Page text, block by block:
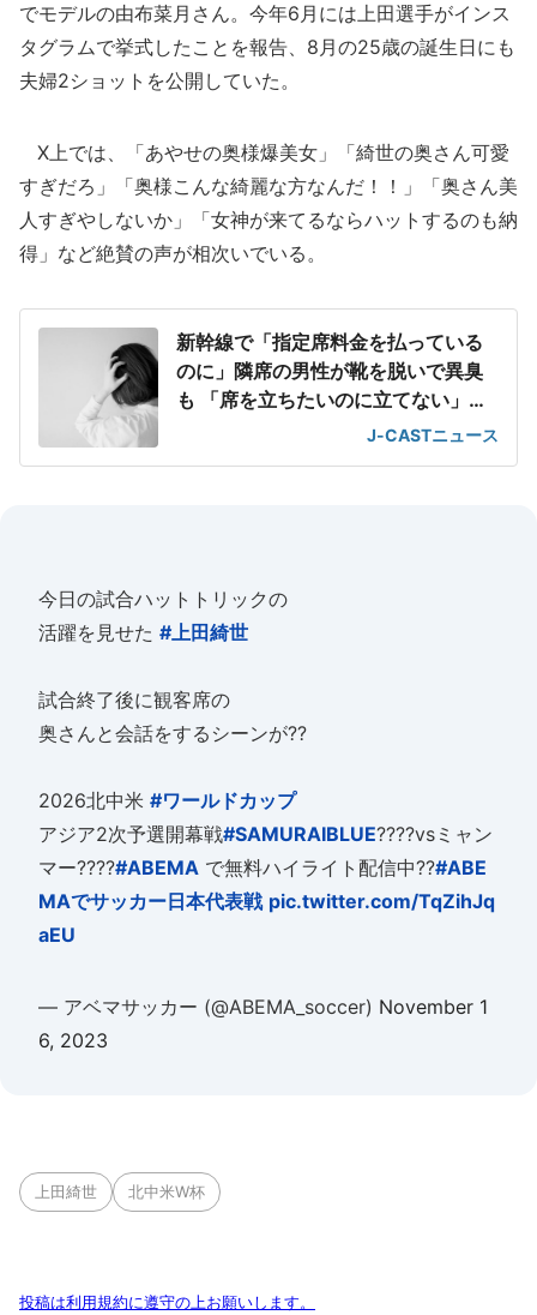
でモデルの由布菜月さん。今年6月には上田選手がインス
タグラムで挙式したことを報告、8月の25歳の誕生日にも
夫婦2ショットを公開していた。
X上では、「あやせの奥様爆美女」「綺世の奥さん可愛
すぎだろ」「奥様こんな綺麗な方なんだ！！」「奥さん美
人すぎやしないか」「女神が来てるならハットするのも納
得」など絶賛の声が相次いでいる。
新幹線で「指定席料金を払っている
のに」隣席の男性が靴を脱いで異臭
も 「席を立ちたいのに立てない」息
J-CASTニュース
今日の試合ハットトリックの
活躍を見せた #上田綺世
試合終了後に観客席の
奥さんと会話をするシーンが??
2026北中米 #ワールドカップ
アジア2次予選開幕戦#SAMURAIBLUE????vsミャン
マー????#ABEMA で無料ハイライト配信中??#ABE
MAでサッカー日本代表戦 pic.twitter.com/TqZihJq
aEU
— アベマサッカー (@ABEMA_soccer) November 1
6, 2023
上田綺世 北中米W杯